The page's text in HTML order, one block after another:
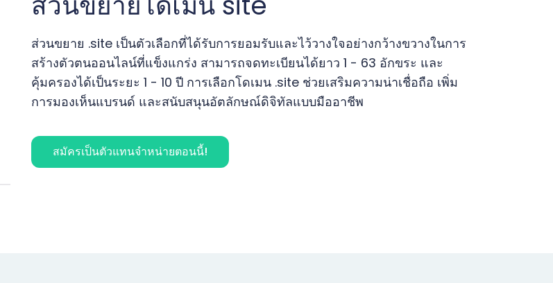
ส่วนขยาย .site เป็นตัวเลือกที่ได้รับการยอมรับและไว้วางใจอย่างกว้างขวางในการ
สร้างตัวตนออนไลน์ที่แข็งแกร่ง สามารถจดทะเบียนได้ยาว 1 - 63 อักขระ และ
คุ้มครองได้เป็นระยะ 1 - 10 ปี การเลือกโดเมน .site ช่วยเสริมความน่าเชื่อถือ เพิ่ม
การมองเห็นแบรนด์ และสนับสนุนอัตลักษณ์ดิจิทัลแบบมืออาชีพ
สมัครเป็นตัวแทนจำหน่ายตอนนี้!